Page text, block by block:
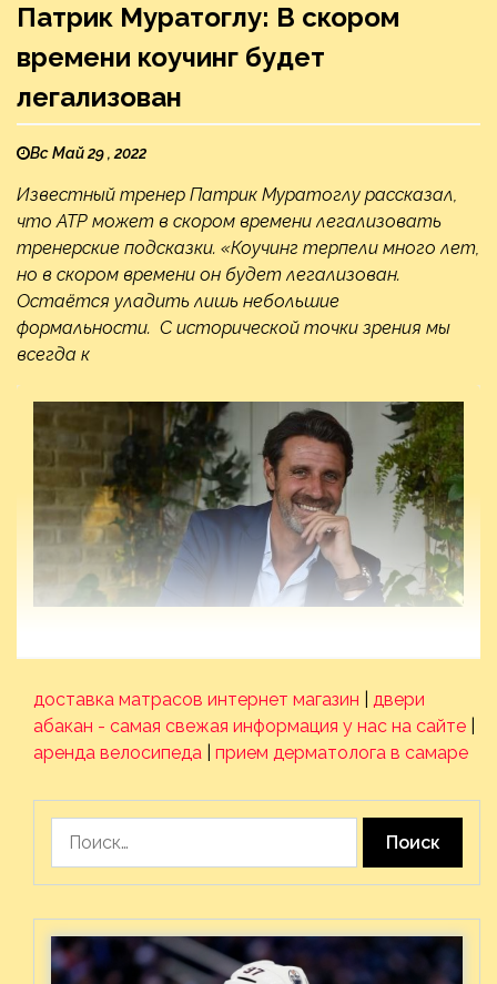
Патрик Муратоглу: В скором
времени коучинг будет
легализован
Вс Май 29 , 2022
Известный тренер Патрик Муратоглу рассказал,
что ATP может в скором времени легализовать
тренерские подсказки. «Коучинг терпели много лет,
но в скором времени он будет легализован.
Остаётся уладить лишь небольшие
формальности. С исторической точки зрения мы
всегда к
доставка матрасов интернет магазин
двери
абакан - самая свежая информация у нас на сайте
аренда велосипеда
прием дерматолога в самаре